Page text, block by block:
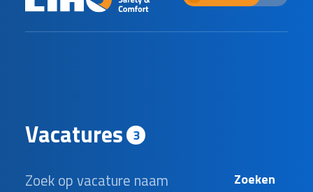
Vacatures 3
Zoek op vacature naam Zoeken